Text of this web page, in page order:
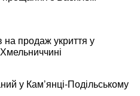
продаж укриття у
у Кам’янці-Подільському